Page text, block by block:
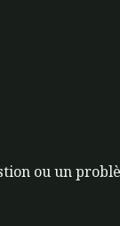
ou un